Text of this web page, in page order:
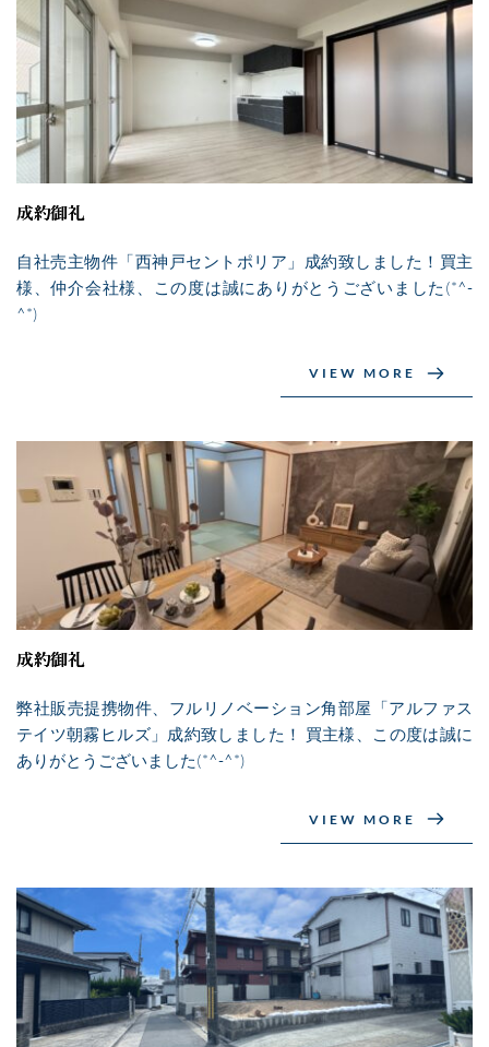
成約御礼
自社売主物件「西神戸セントポリア」成約致しました！買主
様、仲介会社様、この度は誠にありがとうございました(*^-
^*)
VIEW MORE
成約御礼
弊社販売提携物件、フルリノベーション角部屋「アルファス
テイツ朝霧ヒルズ」成約致しました！ 買主様、この度は誠に
ありがとうございました(*^-^*)
VIEW MORE